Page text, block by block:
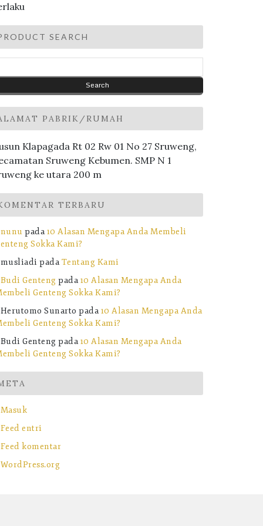
SEARCH
PABRIK/RUMAH
Klapagada Rt 02 Rw 01 No 27 Sruweng,
Sruweng Kebumen. SMP N 1
ke utara 200 m
TERBARU
nunu pada10 Alasan Mengapa Anda Membeli
Sokka Kami?
musliadi padaTentang Kami
Budi Genteng pada10 Alasan Mengapa Anda
Genteng Sokka Kami?
Herutomo Sunarto pada10 Alasan Mengapa Anda
Genteng Sokka Kami?
Budi Genteng pada10 Alasan Mengapa Anda
Genteng Sokka Kami?
Masuk
Feed entri
Feed komentar
WordPress.org